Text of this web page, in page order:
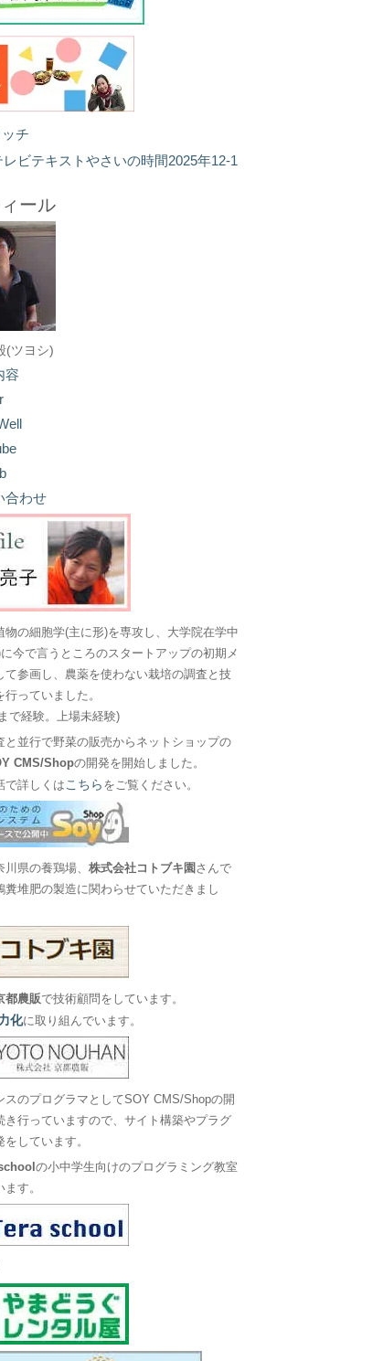
ール
(ツヨシ)
容
合わせ
物の細胞学(主に形)を専攻し、大学院在学中
今で言うところのスタートアップの初期メ
て参画し、農薬を使わない栽培の調査と技
行っていました。
で経験。上場未経験)
と並行で野菜の販売からネットショップの
CMS/Shopの開発を開始しました。
で詳しくは こちら をご覧ください。
川県の養鶏場、株式会社コトブキ園 さんで
糞堆肥の製造に関わらせていただきまし
都農販で技術顧問をしています。
化に取り組んでいます。
スのプログラマとしてSOY CMS/Shopの開
き行っていますので、サイト構築やプラグ
をしています。
の小中学生向けのプログラミング教室
す。